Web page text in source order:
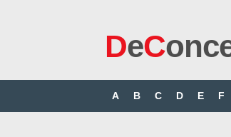
DeC
A B C D E F